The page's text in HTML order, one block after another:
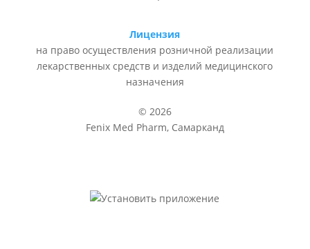
Лицензия
на право осуществления розничной реализации
лекарственных средств и изделий медицинского
назначения
© 2026
Fenix Med Pharm, Самарканд